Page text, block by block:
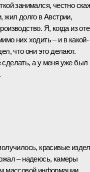
занимался, честно
жил долго в Австрии,
Я, когда из
них ходить – и в какой-
что они это делают.
а у меня уже был
красивые
– надеюсь, камеры
массовой информации.